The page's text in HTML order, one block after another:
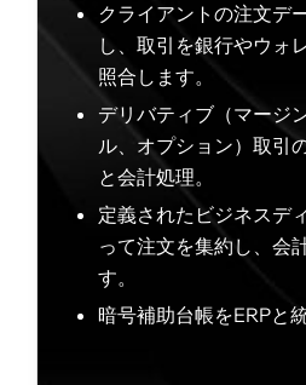
クライアントの注文デ
し、取引を銀行やウォ
照合します。
デリバティブ（マージ
ル、オプション）取引
と会計処理。
定義されたビジネスデ
って注文を集約し、会
す。
暗号補助台帳をERPと